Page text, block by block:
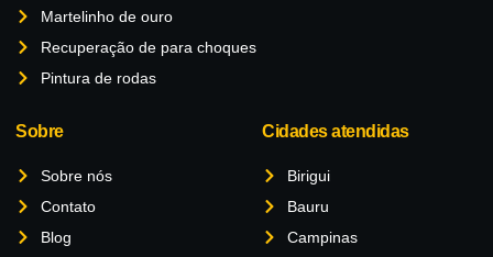
Martelinho de ouro
Recuperação de para choques
Pintura de rodas
Sobre
Sobre nós
Contato
Blog
Cidades atendidas
Birigui
Bauru
Campinas